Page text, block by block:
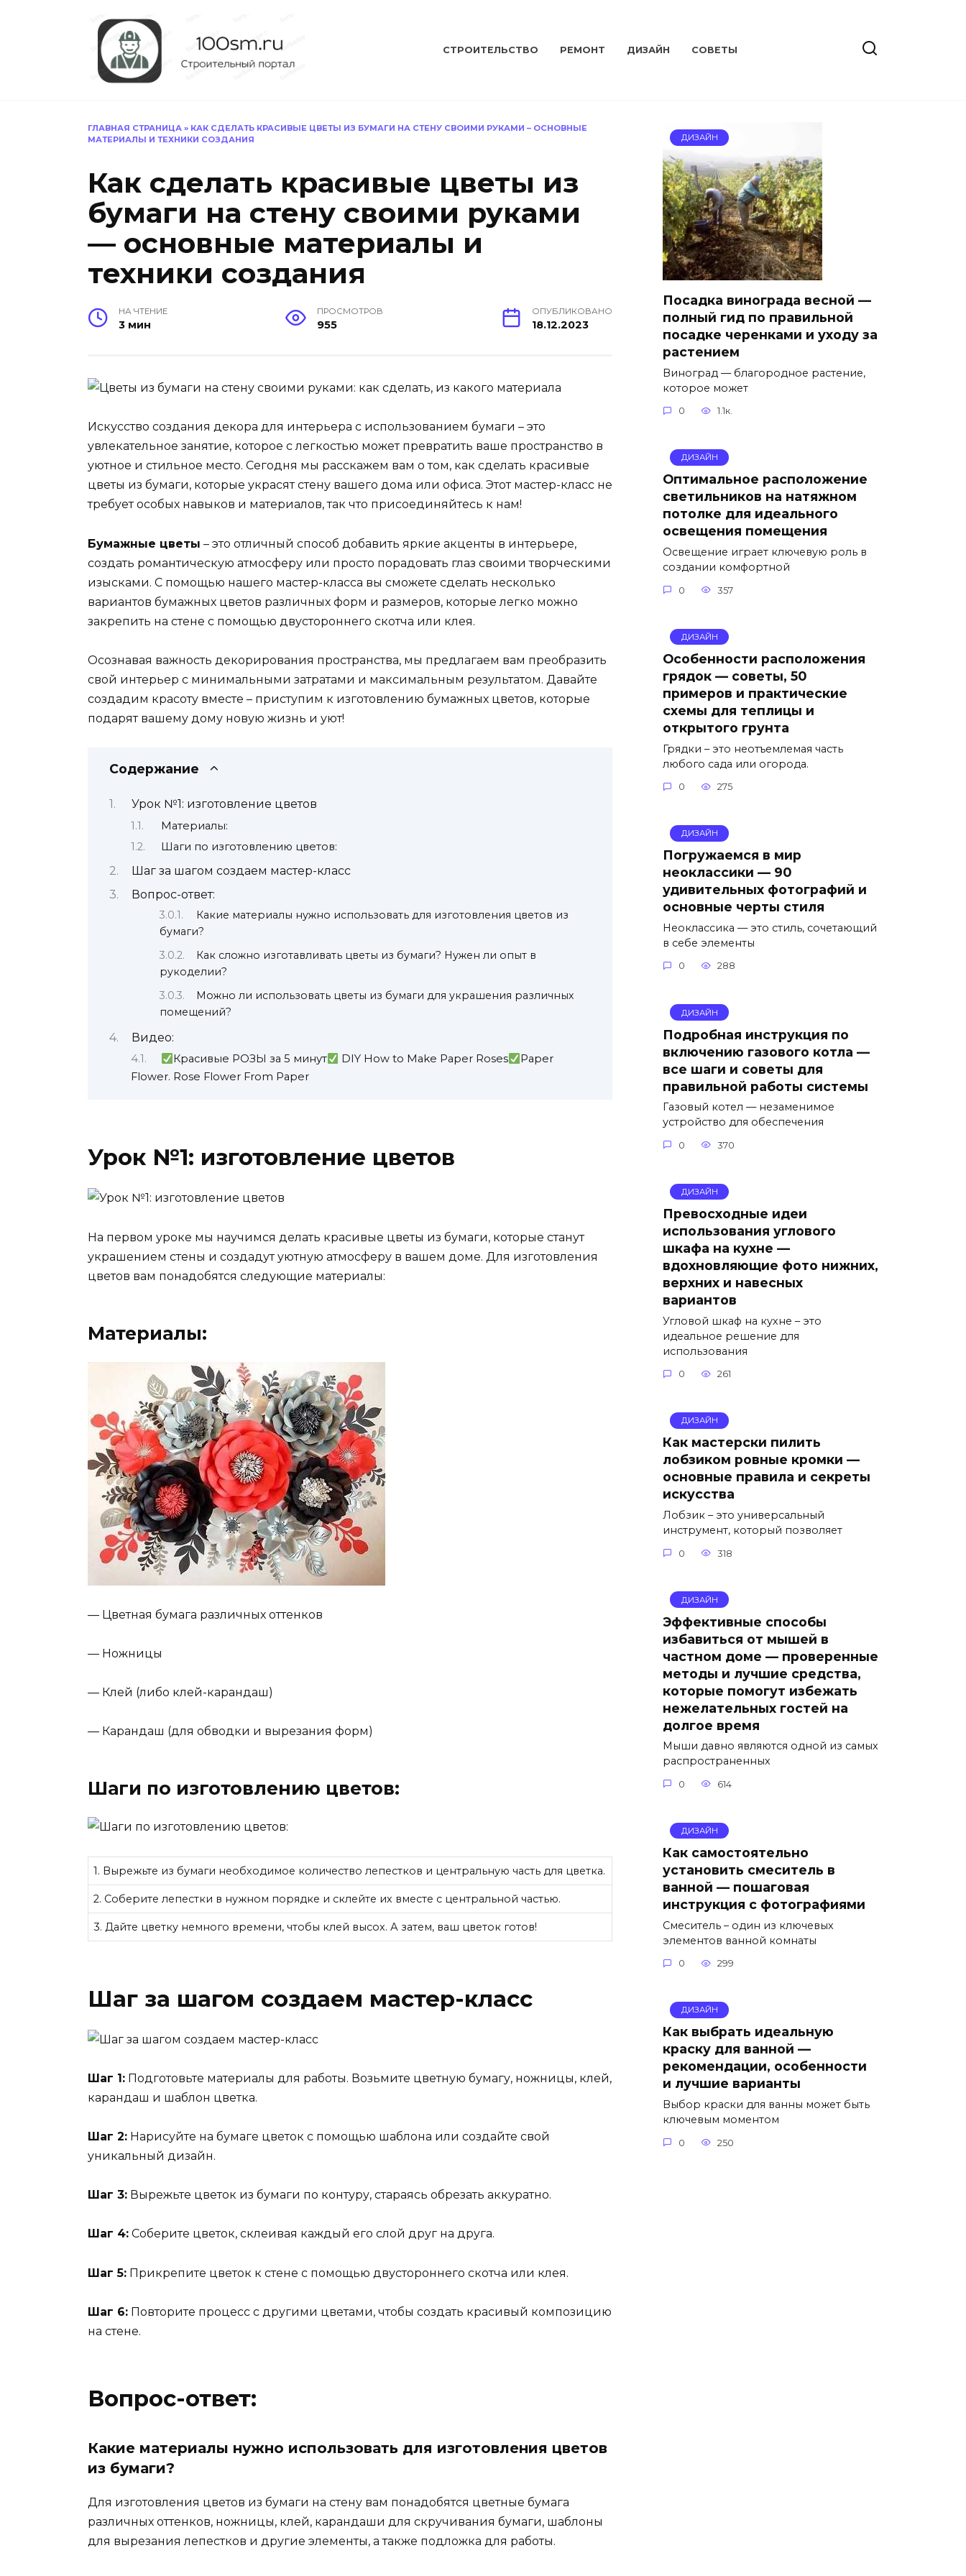
СТРОИТЕЛЬСТВО РЕМОНТ ДИЗАЙН СОВЕТЫ
ГЛАВНАЯ СТРАНИЦА » КАК СДЕЛАТЬ КРАСИВЫЕ ЦВЕТЫ ИЗ БУМАГИ НА СТЕНУ СВОИМИ РУКАМИ – ОСНОВНЫЕ
МАТЕРИАЛЫ И ТЕХНИКИ СОЗДАНИЯ
Как сделать красивые цветы из
бумаги на стену своими руками
— основные материалы и
техники создания
НА ЧТЕНИЕ
3 мин
ПРОСМОТРОВ
955
ОПУБЛИКОВАНО
18.12.2023
Искусство создания декора для интерьера с использованием бумаги – это
увлекательное занятие, которое с легкостью может превратить ваше пространство в
уютное и стильное место. Сегодня мы расскажем вам о том, как сделать красивые
цветы из бумаги, которые украсят стену вашего дома или офиса. Этот мастер-класс не
требует особых навыков и материалов, так что присоединяйтесь к нам!
Бумажные цветы – это отличный способ добавить яркие акценты в интерьере,
создать романтическую атмосферу или просто порадовать глаз своими творческими
изысками. С помощью нашего мастер-класса вы сможете сделать несколько
вариантов бумажных цветов различных форм и размеров, которые легко можно
закрепить на стене с помощью двустороннего скотча или клея.
Осознавая важность декорирования пространства, мы предлагаем вам преобразить
свой интерьер с минимальными затратами и максимальным результатом. Давайте
создадим красоту вместе – приступим к изготовлению бумажных цветов, которые
подарят вашему дому новую жизнь и уют!
Содержание
Урок №1: изготовление цветов
Материалы:
Шаги по изготовлению цветов:
Шаг за шагом создаем мастер-класс
Вопрос-ответ:
Какие материалы нужно использовать для изготовления цветов из
бумаги?
Как сложно изготавливать цветы из бумаги? Нужен ли опыт в
рукоделии?
Можно ли использовать цветы из бумаги для украшения различных
помещений?
Видео:
Красивые РОЗЫ за 5 минут DIY How to Make Paper Roses
Paper
Flower. Rose Flower From Paper
Урок №1: изготовление цветов
На первом уроке мы научимся делать красивые цветы из бумаги, которые станут
украшением стены и создадут уютную атмосферу в вашем доме. Для изготовления
цветов вам понадобятся следующие материалы:
Материалы:
— Цветная бумага различных оттенков
— Ножницы
— Клей (либо клей-карандаш)
— Карандаш (для обводки и вырезания форм)
Шаги по изготовлению цветов:
1. Вырежьте из бумаги необходимое количество лепестков и центральную часть для цветка.
2. Соберите лепестки в нужном порядке и склейте их вместе с центральной частью.
3. Дайте цветку немного времени, чтобы клей высох. А затем, ваш цветок готов!
Шаг за шагом создаем мастер-класс
Шаг 1: Подготовьте материалы для работы. Возьмите цветную бумагу, ножницы, клей,
карандаш и шаблон цветка.
Шаг 2: Нарисуйте на бумаге цветок с помощью шаблона или создайте свой
уникальный дизайн.
Шаг 3: Вырежьте цветок из бумаги по контуру, стараясь обрезать аккуратно.
Шаг 4: Соберите цветок, склеивая каждый его слой друг на друга.
Шаг 5: Прикрепите цветок к стене с помощью двустороннего скотча или клея.
Шаг 6: Повторите процесс с другими цветами, чтобы создать красивый композицию
на стене.
Вопрос-ответ:
Какие материалы нужно использовать для изготовления цветов
из бумаги?
Для изготовления цветов из бумаги на стену вам понадобятся цветные бумага
различных оттенков, ножницы, клей, карандаши для скручивания бумаги, шаблоны
для вырезания лепестков и другие элементы, а также подложка для работы.
ДИЗАЙН
Посадка винограда весной —
полный гид по правильной
посадке черенками и уходу за
растением
Виноград — благородное растение,
которое может
0 1.1к.
ДИЗАЙН
Оптимальное расположение
светильников на натяжном
потолке для идеального
освещения помещения
Освещение играет ключевую роль в
создании комфортной
0 357
ДИЗАЙН
Особенности расположения
грядок — советы, 50
примеров и практические
схемы для теплицы и
открытого грунта
Грядки – это неотъемлемая часть
любого сада или огорода.
0 275
ДИЗАЙН
Погружаемся в мир
неоклассики — 90
удивительных фотографий и
основные черты стиля
Неоклассика — это стиль, сочетающий
в себе элементы
0 288
ДИЗАЙН
Подробная инструкция по
включению газового котла —
все шаги и советы для
правильной работы системы
Газовый котел — незаменимое
устройство для обеспечения
0 370
ДИЗАЙН
Превосходные идеи
использования углового
шкафа на кухне —
вдохновляющие фото нижних,
верхних и навесных
вариантов
Угловой шкаф на кухне – это
идеальное решение для
использования
0 261
ДИЗАЙН
Как мастерски пилить
лобзиком ровные кромки —
основные правила и секреты
искусства
Лобзик – это универсальный
инструмент, который позволяет
0 318
ДИЗАЙН
Эффективные способы
избавиться от мышей в
частном доме — проверенные
методы и лучшие средства,
которые помогут избежать
нежелательных гостей на
долгое время
Мыши давно являются одной из самых
распространенных
0 614
ДИЗАЙН
Как самостоятельно
установить смеситель в
ванной — пошаговая
инструкция с фотографиями
Смеситель – один из ключевых
элементов ванной комнаты
0 299
ДИЗАЙН
Как выбрать идеальную
краску для ванной —
рекомендации, особенности
и лучшие варианты
Выбор краски для ванны может быть
ключевым моментом
0 250